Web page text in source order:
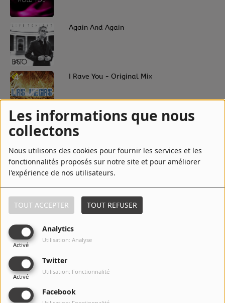
Les informations que nous
collectons
Nous utilisons des cookies pour fournir les services et les
fonctionnalités proposés sur notre site et pour améliorer
l'expérience de nos utilisateurs.
TOUT ACCEPTER TOUT REFUSER
Analytics
Activé
Utilisation: Analyse
Twitter
Activé
Utilisation: Fonctionnalité
Facebook
3 Again And Again
4 I Rave You - Original Mix
5
6 Gregory's Theme - Radio Edit
7
8 Again And Again - Extended Mix